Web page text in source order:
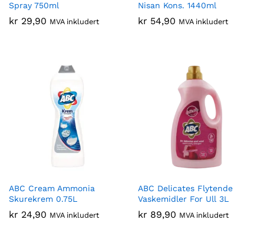
Spray 750ml
kr 29,90 MVA inkludert
Nisan Kons. 1440ml
kr 54,90 MVA inkludert
ABC Cream Ammonia
Skurekrem 0.75L
kr 24,90 MVA inkludert
ABC Delicates Flytende
Vaskemidler For Ull 3L
kr 89,90 MVA inkludert